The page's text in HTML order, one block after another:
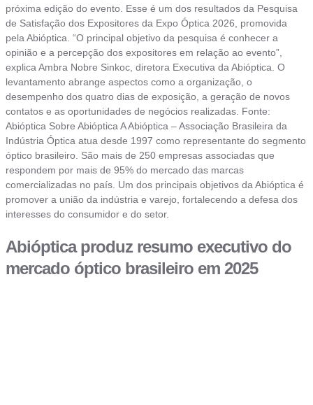
próxima edição do evento. Esse é um dos resultados da Pesquisa
de Satisfação dos Expositores da Expo Óptica 2026, promovida
pela Abióptica. “O principal objetivo da pesquisa é conhecer a
opinião e a percepção dos expositores em relação ao evento”,
explica Ambra Nobre Sinkoc, diretora Executiva da Abióptica. O
levantamento abrange aspectos como a organização, o
desempenho dos quatro dias de exposição, a geração de novos
contatos e as oportunidades de negócios realizadas. Fonte:
Abióptica Sobre Abióptica A Abióptica – Associação Brasileira da
Indústria Óptica atua desde 1997 como representante do segmento
óptico brasileiro. São mais de 250 empresas associadas que
respondem por mais de 95% do mercado das marcas
comercializadas no país. Um dos principais objetivos da Abióptica é
promover a união da indústria e varejo, fortalecendo a defesa dos
interesses do consumidor e do setor.
Abióptica produz resumo executivo do
mercado óptico brasileiro em 2025